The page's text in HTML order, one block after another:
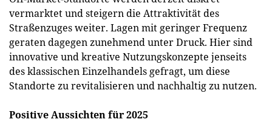
vermarktet und steigern die Attraktivität des
Straßenzuges weiter. Lagen mit geringer Frequenz
geraten dagegen zunehmend unter Druck. Hier sind
innovative und kreative Nutzungskonzepte jenseits
des klassischen Einzelhandels gefragt, um diese
Standorte zu revitalisieren und nachhaltig zu nutzen.
Positive Aussichten für 2025